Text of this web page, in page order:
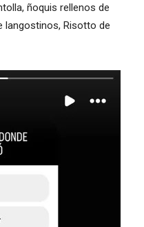
ñoquis rellenos de
langostinos, Risotto de